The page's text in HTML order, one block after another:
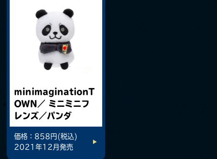
minimaginationT
OWN／ ミニミニフ
レンズ／パンダ
価格：858円(税込)
2021年12月発売